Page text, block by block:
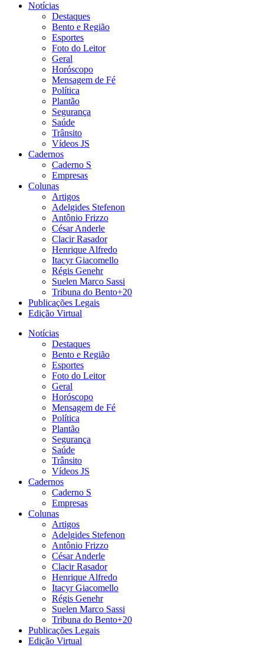
Notícias
Destaques
Bento e Região
Esportes
Foto do Leitor
Geral
Horóscopo
Mensagem de Fé
Política
Plantão
Segurança
Saúde
Trânsito
Vídeos JS
Cadernos
Caderno S
Empresas
Colunas
Artigos
Adelgides Stefenon
Antônio Frizzo
César Anderle
Clacir Rasador
Henrique Alfredo
Itacyr Giacomello
Régis Genehr
Suelen Marco Sassi
Tribuna do Bento+20
Publicações Legais
Edição Virtual
Notícias
Destaques
Bento e Região
Esportes
Foto do Leitor
Geral
Horóscopo
Mensagem de Fé
Política
Plantão
Segurança
Saúde
Trânsito
Vídeos JS
Cadernos
Caderno S
Empresas
Colunas
Artigos
Adelgides Stefenon
Antônio Frizzo
César Anderle
Clacir Rasador
Henrique Alfredo
Itacyr Giacomello
Régis Genehr
Suelen Marco Sassi
Tribuna do Bento+20
Publicações Legais
Edição Virtual